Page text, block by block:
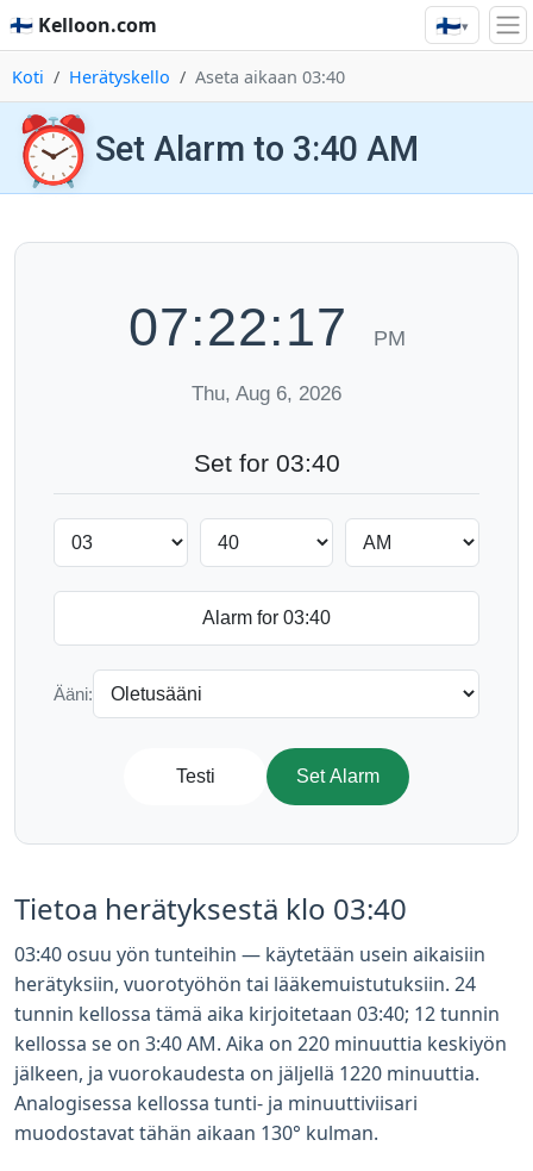
🇫🇮 Kelloon.com 🇫🇮▾
Koti Herätyskello Aseta aikaan 03:40
⏰ Set Alarm to 3:40 AM
07:22:18 PM
Thu, Aug 6, 2026
Set for 03:40
Ääni:
Testi Set Alarm
Tietoa herätyksestä klo 03:40
03:40 osuu yön tunteihin — käytetään usein aikaisiin
herätyksiin, vuorotyöhön tai lääkemuistutuksiin. 24
tunnin kellossa tämä aika kirjoitetaan 03:40; 12 tunnin
kellossa se on 3:40 AM. Aika on 220 minuuttia keskiyön
jälkeen, ja vuorokaudesta on jäljellä 1220 minuuttia.
Analogisessa kellossa tunti- ja minuuttiviisari
muodostavat tähän aikaan 130° kulman.